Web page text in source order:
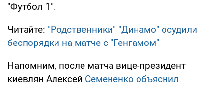
"Футбол 1".
Читайте: "Родственники" "Динамо" осудили
беспорядки на матче с "Генгамом"
Напомним, после матча вице-президент
киевлян Алексей Семененко объяснил